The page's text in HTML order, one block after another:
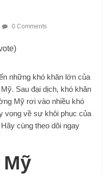
0 Comments
những khó khăn lớn của
Sau đại dịch, khó khăn
Mỹ rơi vào nhiều khó
vọng về sự khôi phục của
cùng theo dõi ngay